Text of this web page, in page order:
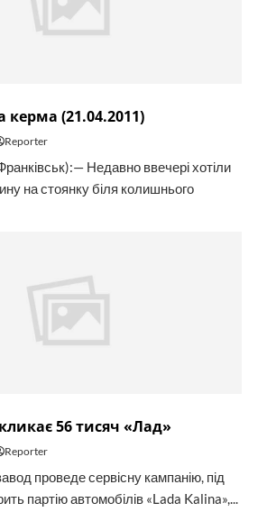
керма (21.04.2011)
Reporter
Недавно ввечері хотіли
на стоянку біля колишнього
56 тисяч «Лад»
Reporter
проведе сервісну кампанію, під
партію автомобілів «Lada Kalina»,...